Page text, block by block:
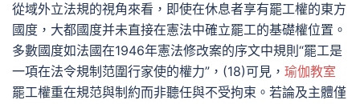
從域外立法規的視角來看，即使在休息者享有罷工權的東方
國度，大都國度并未直接在憲法中確立罷工的基礎權位置。
多數國度如法國在1946年憲法修改案的序文中規則“罷工是
一項在法令規制范圍行家使的權力”，(18)可見， 瑜伽教室
罷工權重在規范與制約而非聽任與不受拘束。若論及主體僅